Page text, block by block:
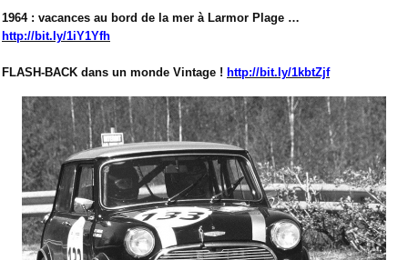
1964 : vacances au bord de la mer à Larmor Plage …
http://bit.ly/1iY1Yfh
FLASH-BACK dans un monde Vintage ! http://bit.ly/1kbtZjf